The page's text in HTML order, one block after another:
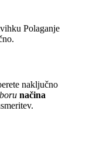
Polaganje
naključno
načina